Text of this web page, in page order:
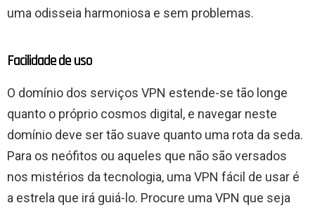
uma odisseia harmoniosa e sem problemas.
Facilidade de uso
O domínio dos serviços VPN estende-se tão longe
quanto o próprio cosmos digital, e navegar neste
domínio deve ser tão suave quanto uma rota da seda.
Para os neófitos ou aqueles que não são versados ​​
nos mistérios da tecnologia, uma VPN fácil de usar é
a estrela que irá guiá-lo. Procure uma VPN que seja